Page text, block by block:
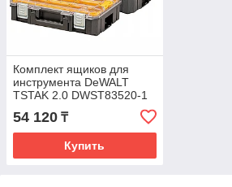
Комплект ящиков для
инструмента DeWALT
TSTAK 2.0 DWST83520-1
54 120 ₸
Купить